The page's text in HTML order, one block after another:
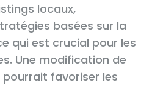
locaux,
basées sur la
qui est crucial pour les
Une modification de
pourrait favoriser les